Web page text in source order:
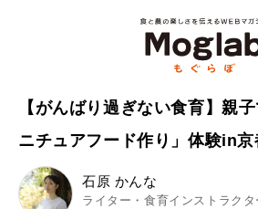
【がんばり過ぎない食育】親
ニチュアフード作り」体験in京
石原 かんな
ライター・食育インストラクタ